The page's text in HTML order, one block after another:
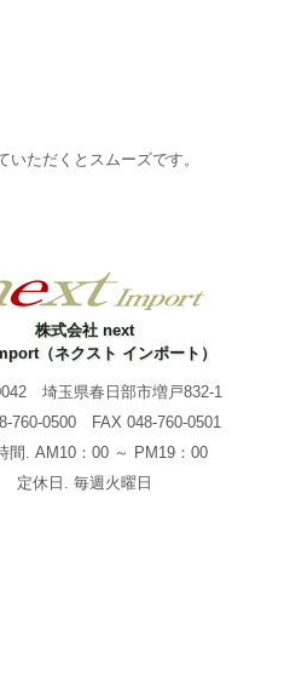
ただくとスムーズです。
株式会社 next
（ネクスト インポート）
埼玉県春日部市増戸832-1
760-0500 FAX 048-760-0501
間. AM10：00 ～ PM19：00
定休日. 毎週火曜日